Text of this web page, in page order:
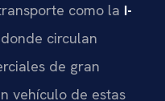
como la I-
circulan
de gran
vehículo de estas